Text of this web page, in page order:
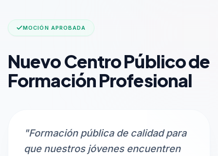
MOCIÓN APROBADA
Nuevo Centro Público de
Formación Profesional
"Formación pública de calidad para
que nuestros jóvenes encuentren